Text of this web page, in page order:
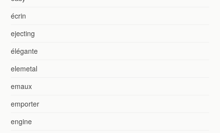
écrin
ejecting
élégante
elemetal
emaux
emporter
engine